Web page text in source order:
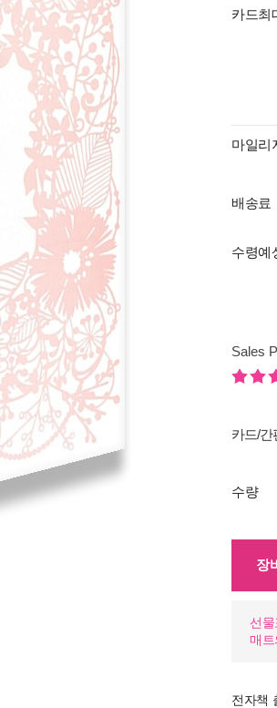
카드최
마일리
배송료
수령예
Sales
카드/간
수량
장
선
매트
전자책